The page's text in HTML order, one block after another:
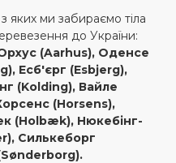
яких ми забираємо тіла
до України:
(Aarhus), Оденсе
Есб'єрг (Esbjerg),
(Kolding), Вайле
(Horsens),
(Holbæk), Нюкебінг-
Силькеборг